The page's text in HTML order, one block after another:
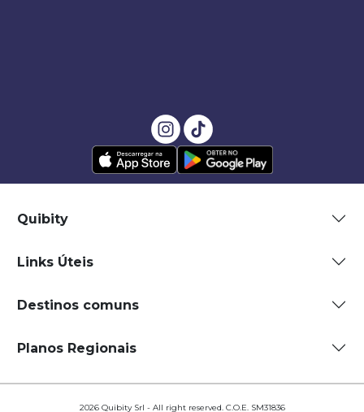
Quibity
Links Úteis
Destinos comuns
Planos Regionais
2026 Quibity Srl - All right reserved. C.O.E. SM31836